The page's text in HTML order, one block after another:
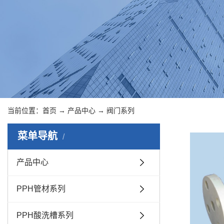
当前位置： 首页 → 产品中心 → 阀门系列
菜单导航
产品中心
PPH管材系列
PPH酸洗槽系列